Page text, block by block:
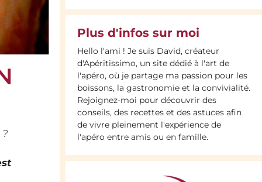
Plus d'infos sur moi
Hello l'ami ! Je suis David, créateur
d'Apéritissimo, un site dédié à l'art de
l'apéro, où je partage ma passion pour les
boissons, la gastronomie et la convivialité.
Rejoignez-moi pour découvrir des
conseils, des recettes et des astuces afin
de vivre pleinement l'expérience de
l'apéro entre amis ou en famille.